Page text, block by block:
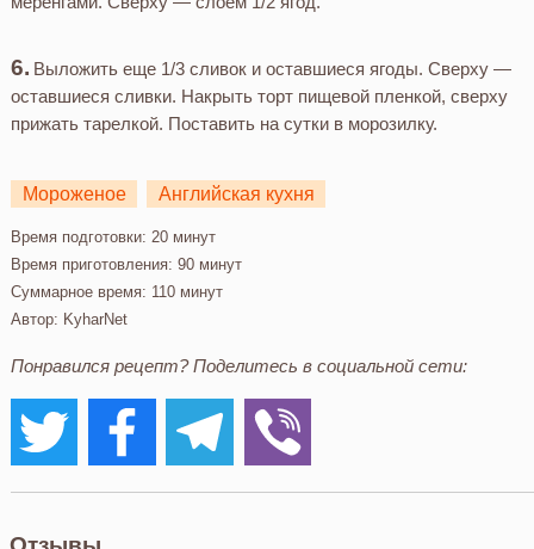
Выложить еще 1/3 сливок и оставшиеся ягоды. Сверху —
оставшиеся сливки. Накрыть торт пищевой пленкой, сверху
прижать тарелкой. Поставить на сутки в морозилку.
Мороженое Английская кухня
Время подготовки: 20 минут
Время приготовления: 90 минут
Суммарное время: 110 минут
Автор: KyharNet
Понравился рецепт? Поделитесь в социальной сети: